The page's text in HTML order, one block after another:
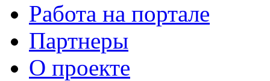
Работа на портале
Партнеры
О проекте